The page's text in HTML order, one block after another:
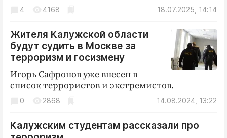
Общество
Праздники
Происшествия
Экономика и бизнес
ПРОЕКТЫ
Блоги
18.07.2025, 14:14
4 4168
Жителя Калужской области
будут судить в Москве за
терроризм и госизмену
Игорь Сафронов уже внесен в
список террористов и экстремистов.
14.08.2024, 13:22
0 2868
Калужским студентам рассказали про